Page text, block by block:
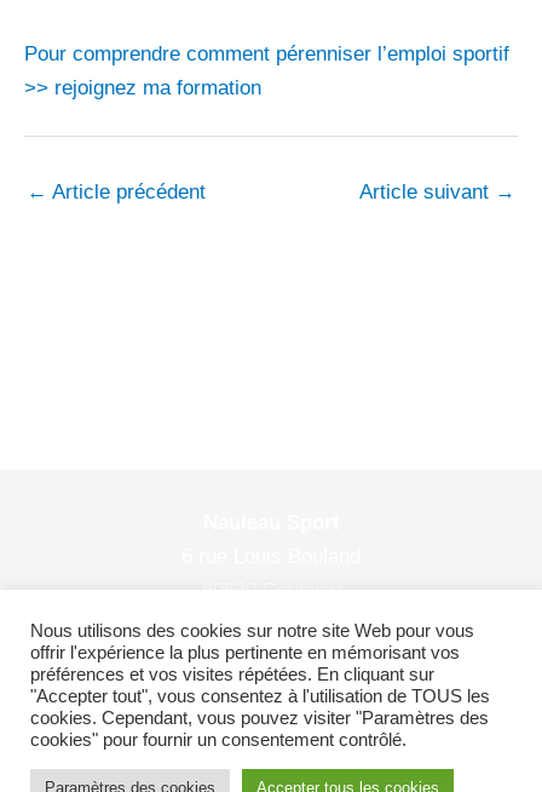
Pour comprendre comment pérenniser l’emploi sportif
>> rejoignez ma formation
← Article précédent Article suivant →
© 2026 Nauleau Sport
Plan du site |Politiques de confidentialité
Nous utilisons des cookies sur notre site Web pour vous
offrir l'expérience la plus pertinente en mémorisant vos
préférences et vos visites répétées. En cliquant sur
"Accepter tout", vous consentez à l'utilisation de TOUS les
cookies. Cependant, vous pouvez visiter "Paramètres des
cookies" pour fournir un consentement contrôlé.
Paramètres des cookies Accepter tous les cookies